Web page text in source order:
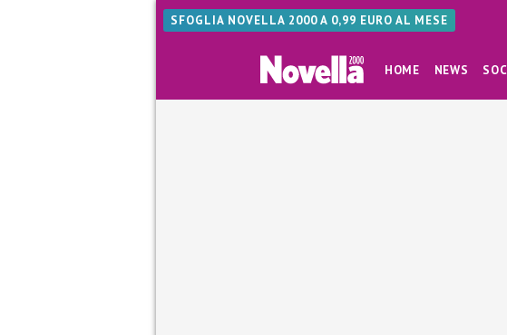
SFOGLIA NOVELLA 2000 A 0,99 EURO AL MESE
HOME NEWS